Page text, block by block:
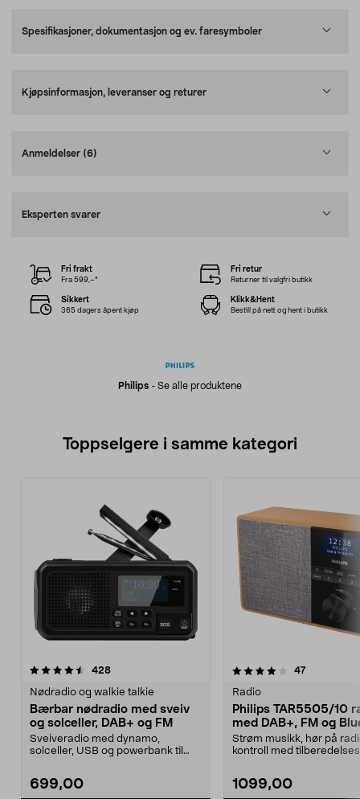
Spesifikasjoner, dokumentasjon og ev. faresymboler
Kjøpsinformasjon, leveranser og returer
Anmeldelser (6)
Eksperten svarer
Philips - Se alle produktene
Fri frakt
Fra 599,–*
Fri retur
Returner til valgfri butikk
Sikkert
365 dagers åpent kjøp
Klikk&Hent
Bestill på nett og hent i butikk
Toppselgere i samme kategori
428anmeldelser
Nødradio og walkie talkie
Bærbar nødradio med sveiv
og solceller, DAB+ og FM
Sveiveradio med dynamo,
solceller, USB og powerbank til
699,00
4.0 av 5 stjerner 47
Radio
Philips TAR5505/10
med DAB+, FM og
Strøm musikk, hør på
kontroll med
1099,00
4.0 av 5 stjerner